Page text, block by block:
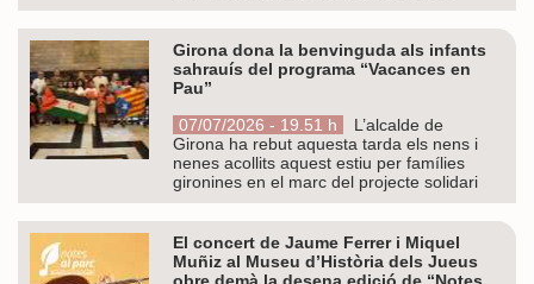
Girona dona la benvinguda als infants
sahrauís del programa “Vacances en
Pau”
07/07/2026 - 19.51 h
L’alcalde de
Girona ha rebut aquesta tarda els nens i
nenes acollits aquest estiu per famílies
gironines en el marc del projecte solidari
El concert de Jaume Ferrer i Miquel
Muñiz al Museu d’Història dels Jueus
obre demà la desena edició de “Notes